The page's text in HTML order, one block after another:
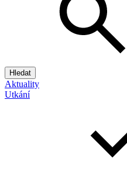
Hledat
Aktuality
Utkání